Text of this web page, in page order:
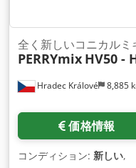
Hradec Králové 8,885
全く新しいコニカルミ
PERRYmix HV50 -
価格情報
コンディション: 新しい,